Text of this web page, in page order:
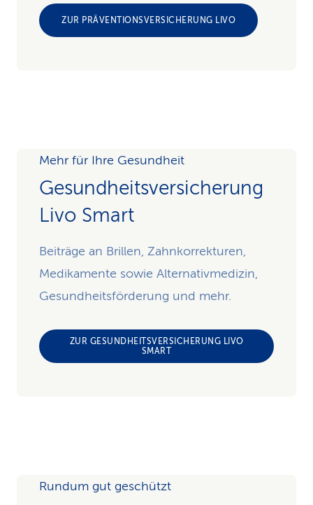
ZUR PRÄVENTIONSVERSICHERUNG LIVO
Mehr für Ihre Gesundheit
Gesundheits­versicherung
Livo Smart
Beiträge an Brillen, Zahnkorrekturen,
Medikamente sowie Alternativmedizin,
Gesundheitsförderung und mehr.
ZUR GESUNDHEITSVERSICHERUNG LIVO
SMART
Rundum gut geschützt